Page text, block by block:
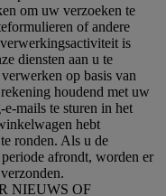
om uw verzoeken te
of andere
is
diensten aan u te
op basis van
houdend met uw
mails te sturen in het
hebt
ronden. Als u de
afrondt, worden er
NIEUWS OF